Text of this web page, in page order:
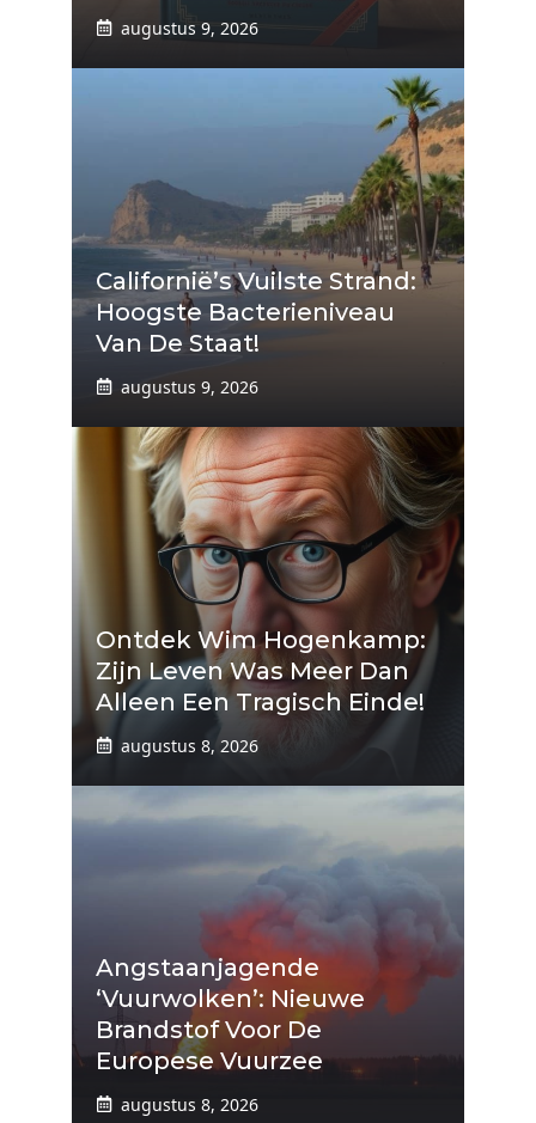
augustus 9, 2026
Californië’s Vuilste Strand:
Hoogste Bacterieniveau
Van De Staat!
augustus 9, 2026
Ontdek Wim Hogenkamp:
Zijn Leven Was Meer Dan
Alleen Een Tragisch Einde!
augustus 8, 2026
Angstaanjagende
‘vuurwolken’: Nieuwe
Brandstof Voor De
Europese Vuurzee
augustus 8, 2026